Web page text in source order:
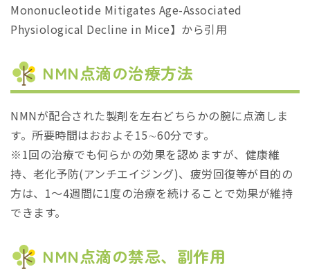
Mononucleotide Mitigates Age-Associated
Physiological Decline in Mice】から引用
NMN点滴の治療方法
NMNが配合された製剤を左右どちらかの腕に点滴しま
す。所要時間はおおよそ15∼60分です。
※1回の治療でも何らかの効果を認めますが、健康維
持、老化予防(アンチエイジング)、疲労回復等が目的の
方は、1～4週間に1度の治療を続けることで効果が維持
できます。
NMN点滴の禁忌、副作用